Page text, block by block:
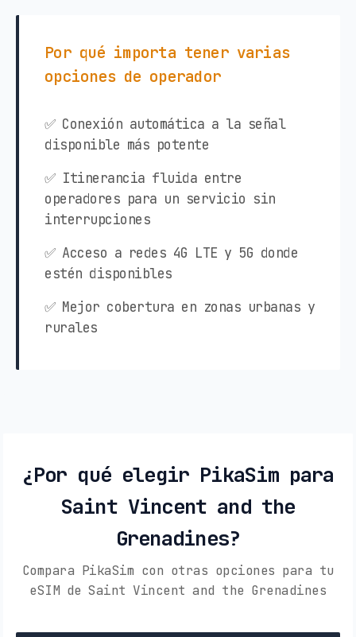
Por qué importa tener varias
opciones de operador
✅ Conexión automática a la señal
disponible más potente
✅ Itinerancia fluida entre
operadores para un servicio sin
interrupciones
✅ Acceso a redes 4G LTE y 5G donde
estén disponibles
✅ Mejor cobertura en zonas urbanas y
rurales
¿Por qué elegir PikaSim para
Saint Vincent and the
Grenadines?
Compara PikaSim con otras opciones para tu
eSIM de Saint Vincent and the Grenadines